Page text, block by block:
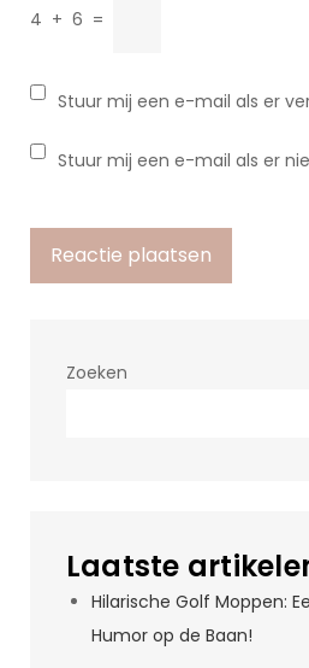
4 + 6 =
Stuur mij een e-mail als er
Stuur mij een e-mail als er
Zoeken
Laatste
Hilarische Golf Moppen:
Humor op de Baan!